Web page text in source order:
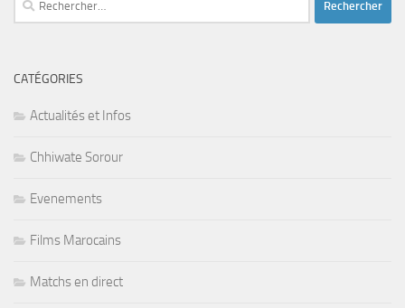
CATÉGORIES
Actualités et Infos
Chhiwate Sorour
Evenements
Films Marocains
Matchs en direct